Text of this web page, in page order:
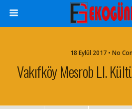
18 Eylül 2017 • No
Vakıfköy Mesrob Ll.